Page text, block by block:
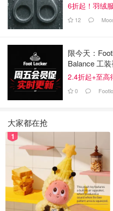
6折起！羽绒
12
限今天：
Balance 工
2.4折起+至高
0
大家都在抢
1